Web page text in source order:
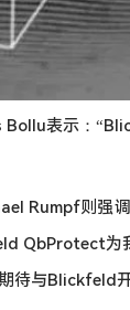
表示：
Rumpf则强
QbProtect为
待与Blickfeld